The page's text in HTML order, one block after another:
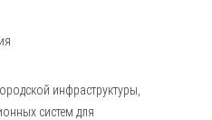
инфраструктуры,
систем для